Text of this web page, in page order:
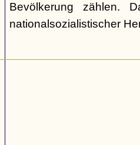
Bevölkerung zählen.
nationalsozialistischer